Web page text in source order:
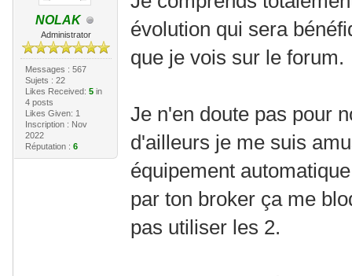
NOLAK
Administrator
Messages : 567
Sujets : 22
Likes Received: 5in
4 posts
Likes Given: 1
Inscription : Nov
2022
Réputation : 6
évolution qui sera
que je vois sur le forum.
Je n'en doute pas pour
d'ailleurs je me suis
équipement
par ton broker ça me
pas utiliser les 2.